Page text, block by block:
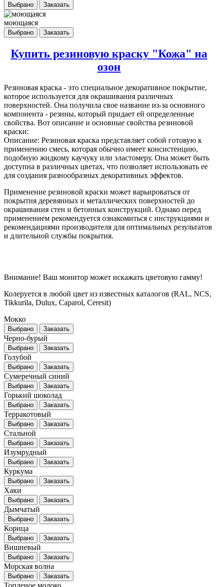
Выбрано Заказать
моющаяся
Выбрано Заказать
Купить резиновую краску "Кожа" на
озон
Резиновая краска - это специальное декоративное покрытие,
которое используется для окрашивания различных
поверхностей. Она получила свое название из-за основного
компонента - резины, который придает ей определенные
свойства. Вот описание и основные свойства резиновой
краски:
Описание: Резиновая краска представляет собой готовую к
применению смесь, которая обычно имеет консистенцию,
подобную жидкому каучуку или эластомеру. Она может быть
доступна в различных цветах, что позволяет использовать ее
для создания разнообразных декоративных эффектов.
Применение резиновой краски может варьироваться от
покрытия деревянных и металлических поверхностей до
окрашивания стен и бетонных конструкций. Однако перед
применением рекомендуется ознакомиться с инструкциями и
рекомендациями производителя для оптимальных результатов
и длительной службы покрытия.
Внимание! Ваш монитор может искажать цветовую гамму!
Колеруется в любой цвет из известных каталогов (RAL, NCS,
Tikkurila, Dulux, Caparol, Ceresit)
Мокко
Выбрано Заказать
Черно-бурый
Выбрано Заказать
Голубой
Выбрано Заказать
Сумеречный синий
Выбрано Заказать
Горький шоколад
Выбрано Заказать
Терракотовый
Выбрано Заказать
Стальной
Выбрано Заказать
Изумрудный
Выбрано Заказать
Куркума
Выбрано Заказать
Хаки
Выбрано Заказать
Дымчатый
Выбрано Заказать
Корица
Выбрано Заказать
Вишневый
Выбрано Заказать
Морская волна
Выбрано Заказать
Топленое молоко